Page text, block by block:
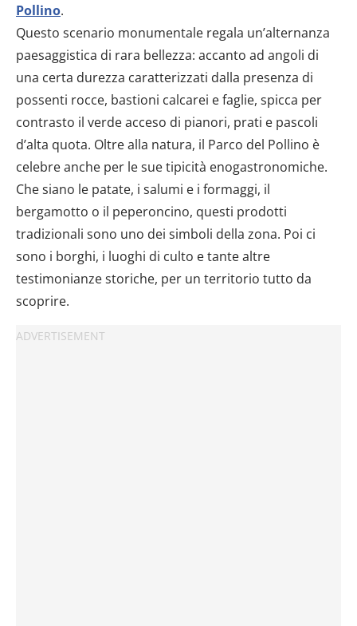
Pollino.
Questo scenario monumentale regala un’alternanza
paesaggistica di rara bellezza: accanto ad angoli di
una certa durezza caratterizzati dalla presenza di
possenti rocce, bastioni calcarei e faglie, spicca per
contrasto il verde acceso di pianori, prati e pascoli
d’alta quota. Oltre alla natura, il Parco del Pollino è
celebre anche per le sue tipicità enogastronomiche.
Che siano le patate, i salumi e i formaggi, il
bergamotto o il peperoncino, questi prodotti
tradizionali sono uno dei simboli della zona. Poi ci
sono i borghi, i luoghi di culto e tante altre
testimonianze storiche, per un territorio tutto da
scoprire.